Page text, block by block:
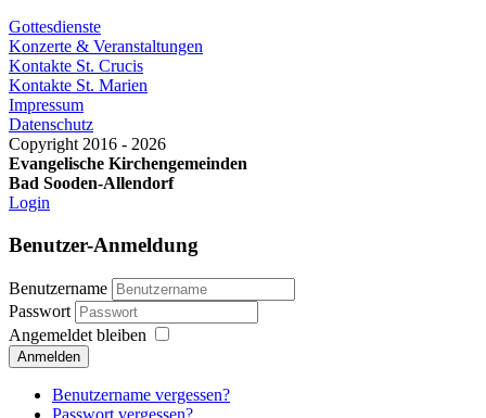
Gottesdienste
Konzerte & Veranstaltungen
Kontakte St. Crucis
Kontakte St. Marien
Impressum
Datenschutz
Copyright 2016 - 2026
Evangelische Kirchengemeinden
Bad Sooden-Allendorf
Login
Benutzer-Anmeldung
Benutzername
Passwort
Angemeldet bleiben
Anmelden
Benutzername vergessen?
Passwort vergessen?